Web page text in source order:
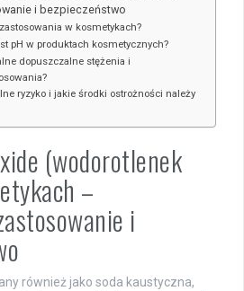
i bezpieczeństwo
w kosmetykach?
pH w produktach kosmetycznych?
dopuszczalne stężenia i
ryzyko i jakie środki ostrożności należy
(wodorotlenek
–
i
również jako soda kaustyczna,